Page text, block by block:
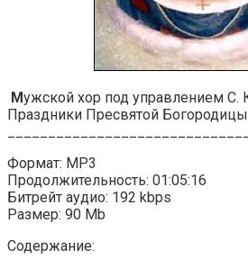
Мужской хор под управлением С.
Праздники Пресвятой Богородицы
Формат: MP3
Продолжительность: 01:05:16
Битрейт аудио: 192 kbps
Размер: 90 Mb
Содержание: